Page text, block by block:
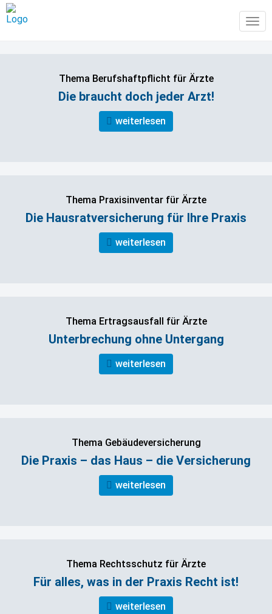
Thema Berufshaftpflicht für Ärzte
Die braucht doch jeder Arzt!
weiterlesen
Thema Praxisinventar für Ärzte
Die Hausratversicherung für Ihre Praxis
weiterlesen
Thema Ertragsausfall für Ärzte
Unterbrechung ohne Untergang
weiterlesen
Thema Gebäudeversicherung
Die Praxis – das Haus – die Versicherung
weiterlesen
Thema Rechtsschutz für Ärzte
Für alles, was in der Praxis Recht ist!
weiterlesen